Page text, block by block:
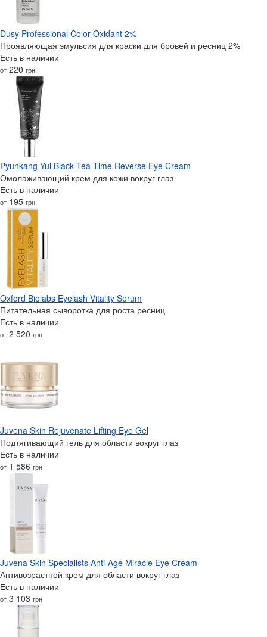
Dusy Professional Color Oxidant 2%
Проявляющая эмульсия для краски для бровей и ресниц 2%
Есть в наличии
от 220 грн
Pyunkang Yul Black Tea Time Reverse Eye Cream
Омолаживающий крем для кожи вокруг глаз
Есть в наличии
от 195 грн
Oxford Biolabs Eyelash Vitality Serum
Питательная сыворотка для роста ресниц
Есть в наличии
от 2 520 грн
Juvena Skin Rejuvenate Lifting Eye Gel
Подтягивающий гель для области вокруг глаз
Есть в наличии
от 1 586 грн
Juvena Skin Specialists Anti-Age Miracle Eye Cream
Антивозрастной крем для области вокруг глаз
Есть в наличии
от 3 103 грн